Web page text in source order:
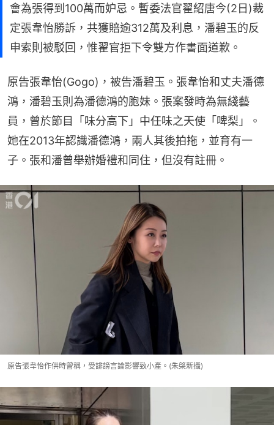
會為張得到100萬而妒忌。暫委法官翟紹唐今(2日)裁
定張韋怡勝訴，共獲賠逾312萬及利息，潘碧玉的反
申索則被駁回，惟翟官拒下令雙方作書面道歉。
原告張韋怡(Gogo)，被告潘碧玉。張韋怡和丈夫潘德
鴻，潘碧玉則為潘德鴻的胞妹。張案發時為無綫藝
員，曾於節目「味分高下」中任味之天使「啤梨」。
她在2013年認識潘德鴻，兩人其後拍拖，並育有一
子。張和潘曾舉辦婚禮和同住，但沒有註冊。
原告張韋怡作供時曾稱，受誹謗言論影響致小產。(朱棨新攝)